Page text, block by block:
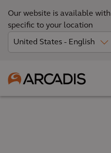
Our website is available
specific to your location